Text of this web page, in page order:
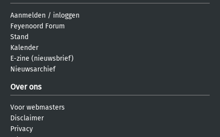
Aanmelden / inloggen
Feyenoord Forum
Stand
Kalender
E-zine (nieuwsbrief)
Nieuwsarchief
Over ons
Voor webmasters
Disclaimer
Privacy